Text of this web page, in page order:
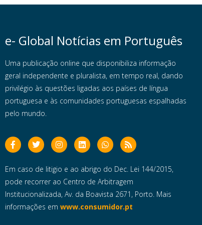
e- Global Notícias em Português
Uma publicação online que disponibiliza informação
geral independente e pluralista, em tempo real, dando
privilégio às questões ligadas aos países de língua
portuguesa e às comunidades portuguesas espalhadas
pelo mundo.
Em caso de litigio e ao abrigo do Dec. Lei 144/2015,
pode recorrer ao Centro de Arbitragem
Institucionalizada, Av. da Boavista 2671, Porto. Mais
informações em www.consumidor.pt